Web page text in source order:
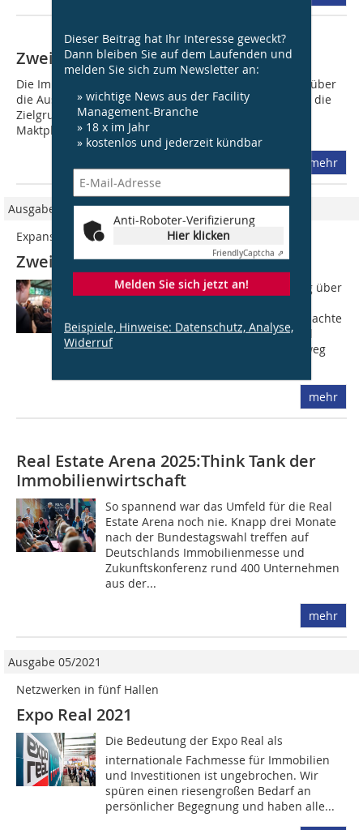
Dieser Beitrag hat Ihr Interesse geweckt?
Dann bleiben Sie auf dem Laufenden und
melden Sie sich zum Newsletter an:
» wichtige News aus der Facility
Management-Branche
» 18 x im Jahr
» kostenlos und jederzeit kündbar
Anti-Roboter-Verifizierung
Hier klicken
FriendlyCaptcha ⇗
Melden Sie sich jetzt an!
Beispiele, Hinweise: Datenschutz, Analyse,
Widerruf
Zwei Halbe – kein Ganzes
Die Immobilienbranche im Norden ist uneins. Uneins über
die Ausrichtung, die Geschwindigkeit der Entwicklung, die
Zielgruppen. Während sich die Real Estate North als
Maktplatz für Gewerbeimmobilen...
mehr
Ausgabe 04/2010
Expansion und Real Estate North 2010
Zwei Halbe – kein Ganzes
Erst eine unterschiedliche Auffassung über
Fachmesse für Gewerbeimmobilien machte
die Real Estate North möglich. So sind
speziell die Wirtschaftsförderungen weg
mehr
Real Estate Arena 2025:Think Tank der
Immobilienwirtschaft
So spannend war das Umfeld für die Real
Estate Arena noch nie. Knapp drei Monate
nach der Bundestagswahl treffen auf
Deutschlands Immobilienmesse und
Zukunftskonferenz rund 400 Unternehmen
aus der...
mehr
Ausgabe 05/2021
Netzwerken in fünf Hallen
Expo Real 2021
Die Bedeutung der Expo Real als
internationale Fachmesse für Immobilien
und Investitionen ist ungebrochen. Wir
spüren einen riesengroßen Bedarf an
persönlicher Begegnung und haben alle...